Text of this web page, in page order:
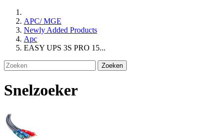
APC/ MGE
Newly Added Products
Apc
EASY UPS 3S PRO 15...
Zoeken
Snelzoeker